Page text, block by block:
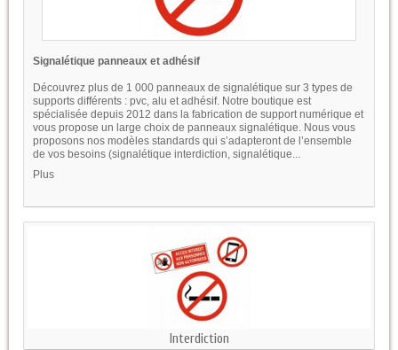
Signalétique panneaux et adhésif
Découvrez plus de 1 000 panneaux de signalétique sur 3 types de
supports différents : pvc, alu et adhésif. Notre boutique est
spécialisée depuis 2012 dans la fabrication de support numérique et
vous propose un large choix de panneaux signalétique. Nous vous
proposons nos modèles standards qui s’adapteront de l’ensemble
de vos besoins (signalétique interdiction, signalétique...
Plus
Interdiction